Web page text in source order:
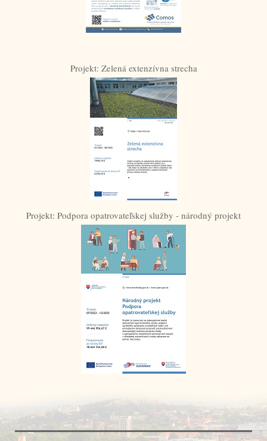
Projekt: Zelená extenzívna strecha
Projekt: Podpora opatrovateľskej služby - národný projekt